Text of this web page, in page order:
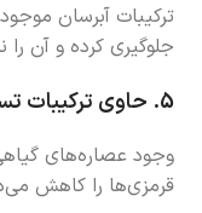
ترکیبات آبرسان
جلوگیری کرده و آن
5. حاوی ترکیبات
وجود عصاره‌های
قرمزی‌ها را کاهش